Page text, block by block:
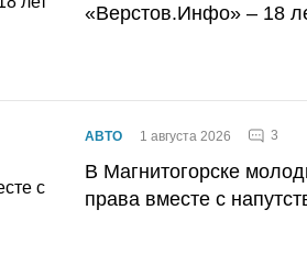
«Верстов.Инфо» – 18
АВТО 1 августа 2026 3
В Магнитогорске
права вместе с